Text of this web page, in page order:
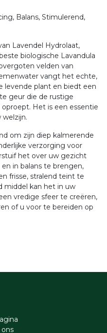
Balans, Stimulerend,
Lavendel Hydrolaat,
biologische Lavandula
velden van
vangt het echte,
levende plant en biedt een
geur die de rustige
Het is een essentie
om zijn diep kalmerende
verzorging voor
het over uw gezicht
in balans te brengen,
frisse, stralend teint te
middel kan het in uw
vredige sfeer te creëren,
of u voor te bereiden op